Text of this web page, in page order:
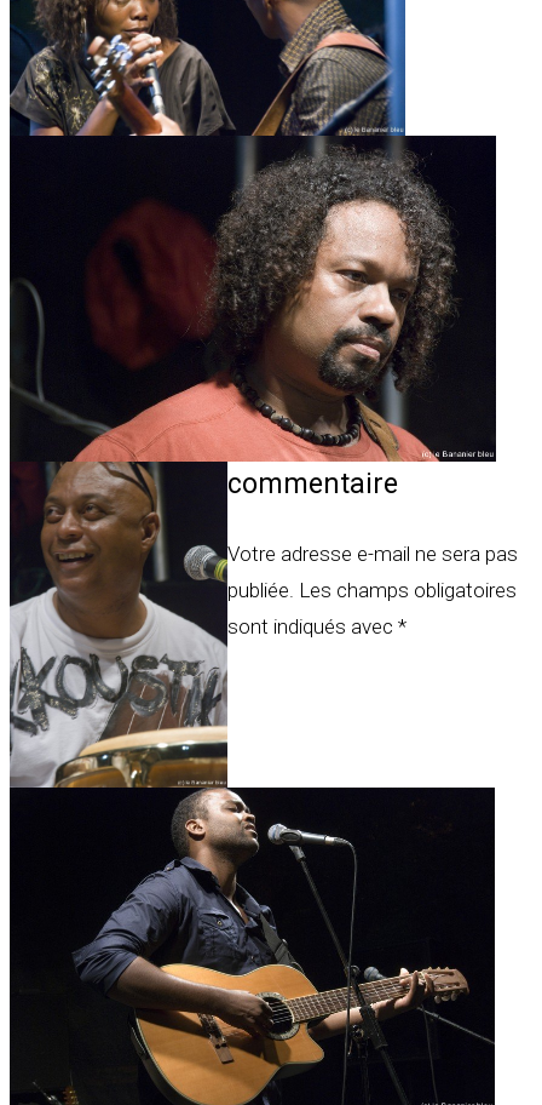
commentaire
Votre adresse e-mail ne sera pas
publiée. Les champs obligatoires
sont indiqués avec *